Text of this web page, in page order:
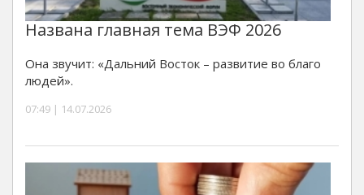
Названа главная тема ВЭФ 2026
Она звучит: «Дальний Восток – развитие во благо
людей».
07:49 | 14.07.2026